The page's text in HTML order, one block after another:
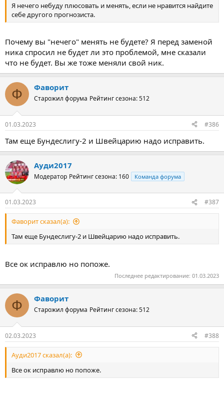
Я нечего небуду плюсовать и менять, если не нравится найдите
себе другого прогнозиста.
Почему вы "нечего" менять не будете? Я перед заменой
ника спросил не будет ли это проблемой, мне сказали
что не будет. Вы же тоже меняли свой ник.
Ф Фаворит
Старожил форума Рейтинг сезона: 512
01.03.2023 #386
Там еще Бундеслигу-2 и Швейцарию надо исправить.
Ауди2017
Модератор Рейтинг сезона: 160 Команда форума
01.03.2023 #387
Фаворит сказал(а):
Там еще Бундеслигу-2 и Швейцарию надо исправить.
Все ок исправлю но попоже.
Последнее редактирование: 01.03.2023
Ф Фаворит
Старожил форума Рейтинг сезона: 512
02.03.2023 #388
Ауди2017 сказал(а):
Все ок исправлю но попоже.